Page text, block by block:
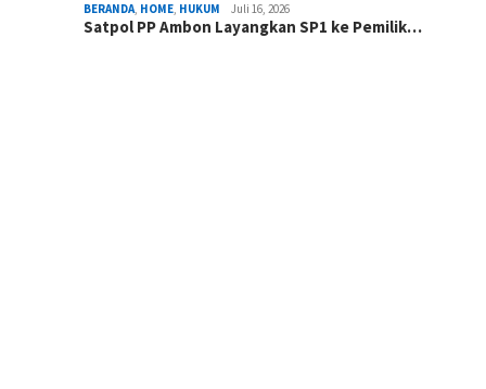
BERANDA, HOME, HUKUM Juli 16, 2026
Satpol PP Ambon Layangkan SP1 ke Pemilik…